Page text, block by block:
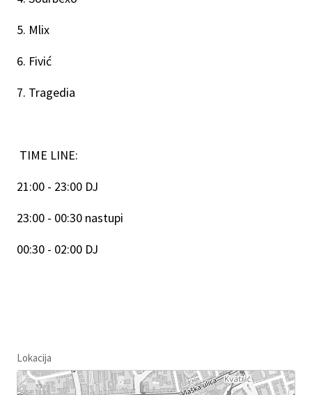
5. Mlix
6. Fivić
7. Tragedia
TIME LINE:
21:00 - 23:00 DJ
23:00 - 00:30 nastupi
00:30 - 02:00 DJ
Lokacija